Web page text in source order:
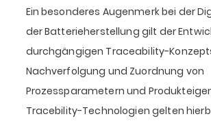
Ein besonderes Augenmerk bei der
der Batterieherstellung gilt der
durchgängigen Traceability-
Nachverfolgung und Zuordnung von
Prozessparametern und
Tracebility-Technologien gelten